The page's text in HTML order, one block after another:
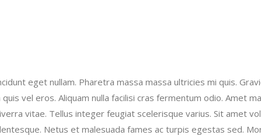
eget nullam. Pharetra massa massa ultricies mi quis.
vel eros. Aliquam nulla facilisi cras fermentum odio. Amet
vitae. Tellus integer feugiat scelerisque varius. Sit amet
Netus et malesuada fames ac turpis egestas sed.